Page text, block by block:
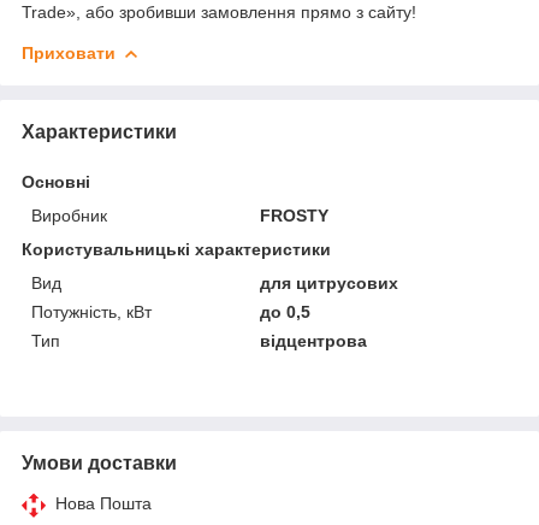
Trade», або зробивши замовлення прямо з сайту!
Приховати
Характеристики
Основні
Виробник
FROSTY
Користувальницькі характеристики
Вид
для цитрусових
Потужність, кВт
до 0,5
Тип
відцентрова
Умови доставки
Нова Пошта